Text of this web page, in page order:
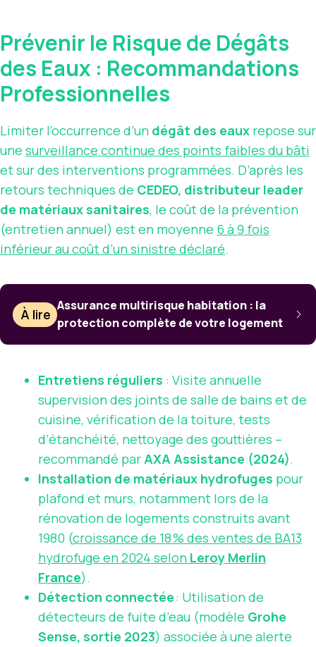
Prévenir le Risque de Dégâts
des Eaux : Recommandations
Professionnelles
Limiter l’occurrence d’un dégât des eaux repose sur
une surveillance continue des points faibles du bâti
et sur des interventions programmées. D’après les
retours techniques de CEDEO, distributeur leader
de matériaux sanitaires, le coût de la prévention
(entretien annuel) est en moyenne 6 à 9 fois
inférieur au coût d’un sinistre déclaré.
À lire
Assurance multirisque habitation : la
protection complète de votre logement
Entretiens réguliers : Visite annuelle
supervision des joints de salle de bains et de
cuisine, vérification de la toiture, tests
d’étanchéité, nettoyage des gouttières –
recommandé parAXA Assistance (2024).
Installation de matériaux hydrofuges pour
plafond et murs, notamment lors de la
rénovation de logements construits avant
1980 (croissance de 18 % des ventes de BA13
hydrofuge en 2024 selon Leroy Merlin
France).
Détection connectée: Utilisation de
détecteurs de fuite d’eau (modèle Grohe
Sense, sortie 2023) associée à une alerte